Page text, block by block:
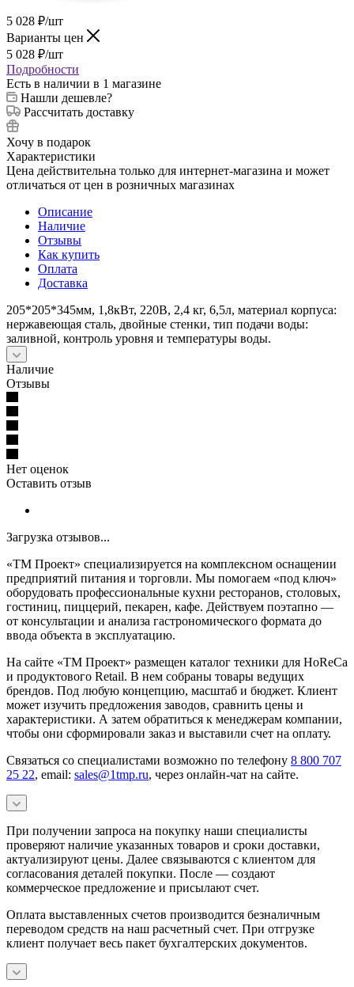
5 028 ₽/шт
Варианты цен
5 028 ₽/шт
Подробности
Есть в наличии в 1 магазине
Нашли дешевле?
Рассчитать доставку
Хочу в подарок
Характеристики
Цена действительна только для интернет-магазина и может
отличаться от цен в розничных магазинах
Описание
Наличие
Отзывы
Как купить
Оплата
Доставка
205*205*345мм, 1,8кВт, 220В, 2,4 кг, 6,5л, материал корпуса:
нержавеющая сталь, двойные стенки, тип подачи воды:
заливной, контроль уровня и температуры воды.
Наличие
Отзывы
Нет оценок
Оставить отзыв
Загрузка отзывов...
«ТМ Проект» специализируется на комплексном оснащении
предприятий питания и торговли. Мы помогаем «под ключ»
оборудовать профессиональные кухни ресторанов, столовых,
гостиниц, пиццерий, пекарен, кафе. Действуем поэтапно —
от консультации и анализа гастрономического формата до
ввода объекта в эксплуатацию.
На сайте «ТМ Проект» размещен каталог техники для HoReCa
и продуктового Retail. В нем собраны товары ведущих
брендов. Под любую концепцию, масштаб и бюджет. Клиент
может изучить предложения заводов, сравнить цены и
характеристики. А затем обратиться к менеджерам компании,
чтобы они сформировали заказ и выставили счет на оплату.
Связаться со специалистами возможно по телефону 8 800 707
25 22, email: sales@1tmp.ru, через онлайн-чат на сайте.
При получении запроса на покупку наши специалисты
проверяют наличие указанных товаров и сроки доставки,
актуализируют цены. Далее связываются с клиентом для
согласования деталей покупки. После — создают
коммерческое предложение и присылают счет.
Оплата выставленных счетов производится безналичным
переводом средств на наш расчетный счет. При отгрузке
клиент получает весь пакет бухгалтерских документов.